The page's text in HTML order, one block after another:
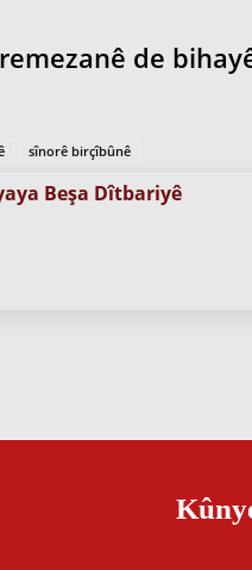
de
sînorê birçîbûnê
Beşa Dîtbariyê